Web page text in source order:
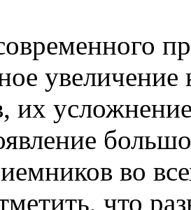
увеличение
их
во
что